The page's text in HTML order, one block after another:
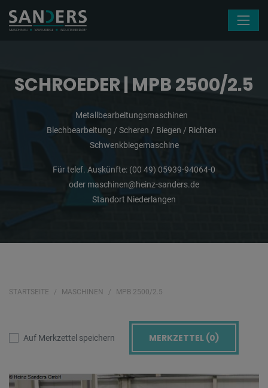
SCHROEDER | MPB 2500/2.5
Metallbearbeitungsmaschinen
Blechbearbeitung / Scheren / Biegen / Richten
Schwenkbiegemaschine
Für telef. Auskünfte: (00 49) 05939-94064-0
oder maschinen@heinz-sanders.de
Standort Niederlangen
STARTSEITE MASCHINEN MPB 2500/2.5
Auf Merkzettel speichern MERKZETTEL (0)